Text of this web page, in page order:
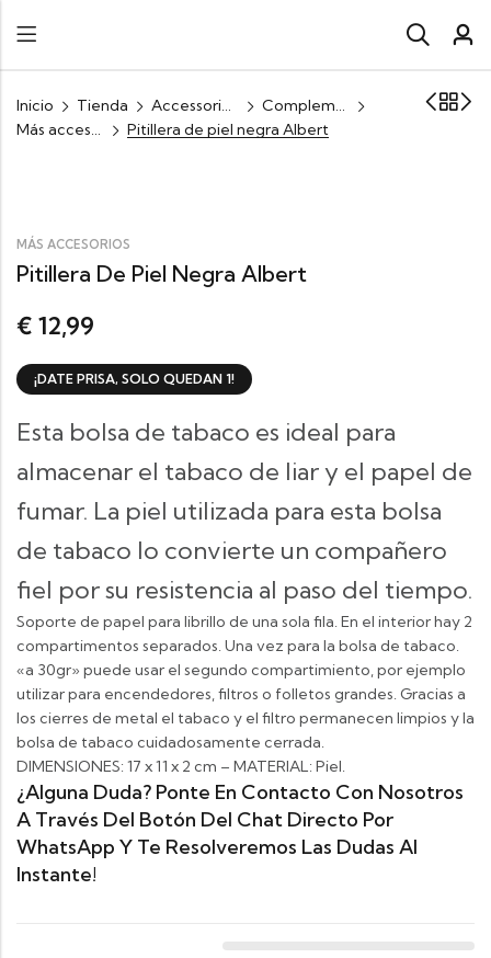
Inicio Tienda Accessories y complementos
Complementos
Más accesorios
Pitillera de piel negra Albert
MÁS ACCESORIOS
Pitillera De Piel Negra Albert
€ 12,99
¡DATE PRISA, SOLO QUEDAN 1!
Esta bolsa de tabaco es ideal para
almacenar el tabaco de liar y el papel de
fumar. La piel utilizada para esta bolsa
de tabaco lo convierte un compañero
fiel por su resistencia al paso del tiempo.
Soporte de papel para librillo de una sola fila. En el interior hay 2
compartimentos separados. Una vez para la bolsa de tabaco.
«a 30gr» puede usar el segundo compartimiento, por ejemplo
utilizar para encendedores, filtros o folletos grandes. Gracias a
los cierres de metal el tabaco y el filtro permanecen limpios y la
bolsa de tabaco cuidadosamente cerrada.
DIMENSIONES: 17 x 11 x 2 cm – MATERIAL: Piel.
¿Alguna Duda? Ponte En Contacto Con Nosotros
A Través Del Botón Del Chat Directo Por
WhatsApp Y Te Resolveremos Las Dudas Al
Instante!